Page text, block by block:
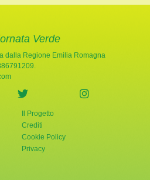
Verde
dalla Regione Emilia Romagna
di Giornata Verde
YouTube di Giornata
visita la pagina Twitter di
visita la
Il Progetto
Crediti
Cookie Policy
Privacy